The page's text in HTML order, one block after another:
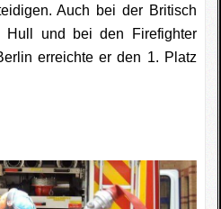
Auch bei der Britisch
Hull und bei den Firefighter
erreichte er den 1. Platz